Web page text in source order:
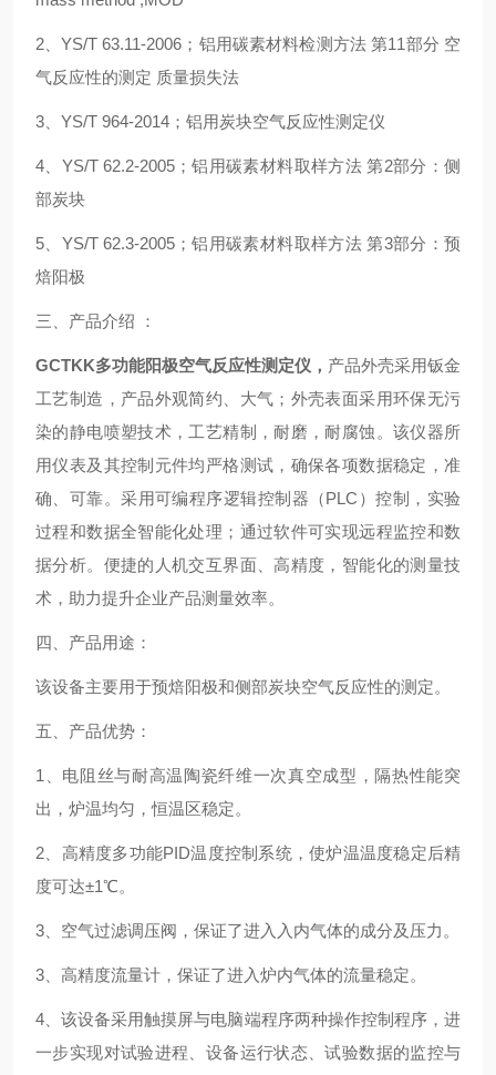
2、YS/T 63.11-2006；铝用碳素材料检测方法 第11部分 空
气反应性的测定 质量损失法
3、YS/T 964-2014；铝用炭块空气反应性测定仪
4、YS/T 62.2-2005；铝用碳素材料取样方法 第2部分：侧
部炭块
5、YS/T 62.3-2005；铝用碳素材料取样方法 第3部分：预
焙阳极
三、产品介绍 ：
GCTKK多功能阳极空气反应性测定仪， 产品外壳采用钣金
工艺制造，产品外观简约、大气；外壳表面采用环保无污
染的静电喷塑技术，工艺精制，耐磨，耐腐蚀。该仪器所
用仪表及其控制元件均严格测试，确保各项数据稳定，准
确、可靠。采用可编程序逻辑控制器（PLC）控制，实验
过程和数据全智能化处理；通过软件可实现远程监控和数
据分析。便捷的人机交互界面、高精度，智能化的测量技
术，助力提升企业产品测量效率。
四、产品用途：
该设备主要用于预焙阳极和侧部炭块空气反应性的测定。
五、产品优势：
1、电阻丝与耐高温陶瓷纤维一次真空成型，隔热性能突
出，炉温均匀，恒温区稳定。
2、高精度多功能PID温度控制系统，使炉温温度稳定后精
度可达±1℃。
3、空气过滤调压阀，保证了进入入内气体的成分及压力。
3、高精度流量计，保证了进入炉内气体的流量稳定。
4、该设备采用触摸屏与电脑端程序两种操作控制程序，进
一步实现对试验进程、设备运行状态、试验数据的监控与